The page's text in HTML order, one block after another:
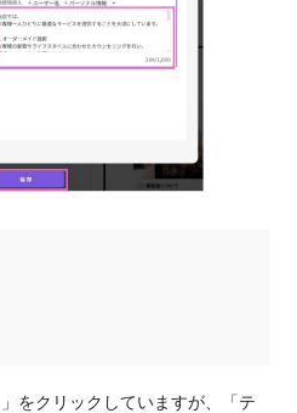
をクリックしていますが、「テ